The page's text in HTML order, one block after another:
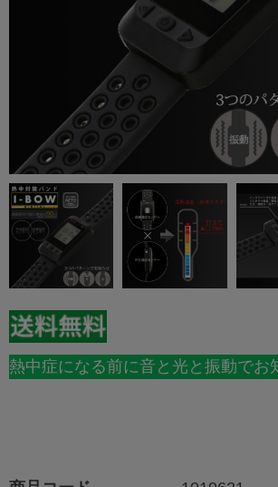
熱中症になる前に音と光と振動でお